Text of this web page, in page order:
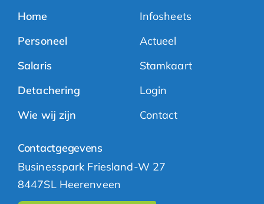
Home
Personeel
Salaris
Detachering
Wie wij zijn
Infosheets
Actueel
Stamkaart
Login
Contact
Contactgegevens
Businesspark Friesland-W 27
8447SL Heerenveen